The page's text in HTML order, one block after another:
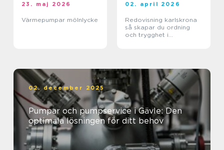
23. maj 2026
Värmepumpar mölnlycke
02. april 2026
Redovisning karlskrona
så skapar du ordning
och trygghet i
02. december 2025
Pumpar och pumpservice i Gävle: Den
optimala lösningen för ditt behov